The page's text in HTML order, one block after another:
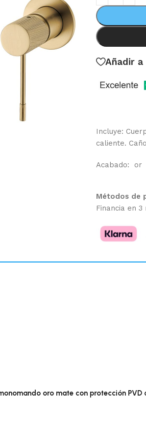
Añadir
Incluye:
caliente.
Acabado: or
Métodos de
Financia en
oro mate con protección PVD